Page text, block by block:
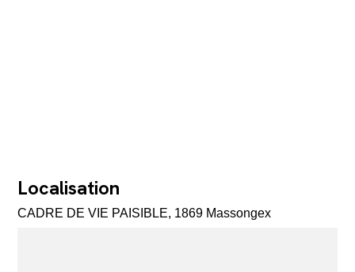
Localisation
CADRE DE VIE PAISIBLE, 1869 Massongex